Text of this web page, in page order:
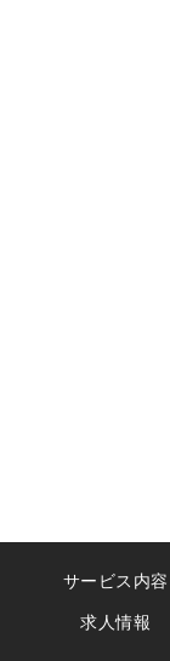
サービス内容
求人情報